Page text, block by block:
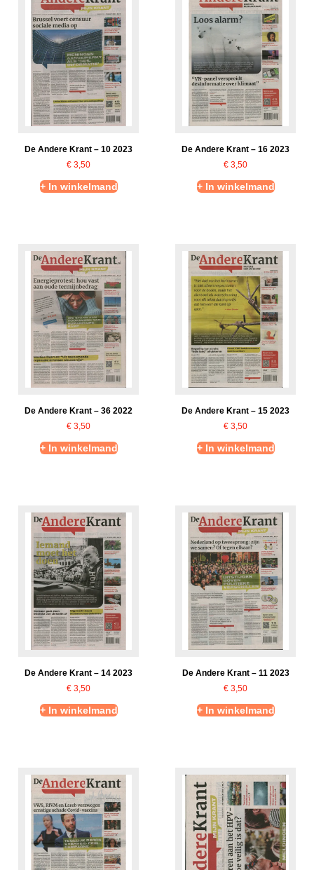
De Andere Krant – 10 2023
€ 3,50
+ In winkelmand
De Andere Krant – 16 2023
€ 3,50
+ In winkelmand
De Andere Krant – 36 2022
€ 3,50
+ In winkelmand
De Andere Krant – 15 2023
€ 3,50
+ In winkelmand
De Andere Krant – 14 2023
€ 3,50
+ In winkelmand
De Andere Krant – 11 2023
€ 3,50
+ In winkelmand